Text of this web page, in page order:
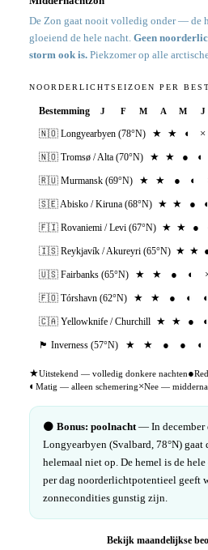
De Zon gaat nooit volledig onder — de
gloeiend de hele nacht. Geen
storm ook is. Piekzomer op alle
NOORDERLICHTSEIZOEN PER
Bestemming J F M A M J
🇳🇴 Longyearbyen (78°N) ★ ★ ◐ ×
🇳🇴 Tromsø / Alta (70°N) ★ ★ ● ◐
🇷🇺 Murmansk (69°N) ★ ★ ● ◐
🇸🇪Abisko / Kiruna (68°N) ★ ★ ● ◐
🇫🇮 Rovaniemi / Levi (67°N) ★ ★ ●
🇮🇸 Reykjavík / Akureyri (65°N) ★ ★
🇺🇸 Fairbanks (65°N) ★ ★ ● ◐
🇫🇴 Tórshavn (62°N) ★ ★ ● ◐ ◐
🇨🇦 Yellowknife / Churchill ★ ★ ● ◐
🏴󠁧󠁢󠁳󠁣󠁴󠁿 Inverness (57°N) ★ ★ ● ● ◐
★Uitstekend — volledig donkere nachten●
◐ Matig — alleen schemering×Nee —
🌑 Bonus: poolnacht — In december
Longyearbyen (Svalbard, 78°N) gaat
helemaal niet op. De hemel is de
per dag noorderlichtpotentieel geeft
zonnecondities gunstig zijn.
Bekijk maandelijkse